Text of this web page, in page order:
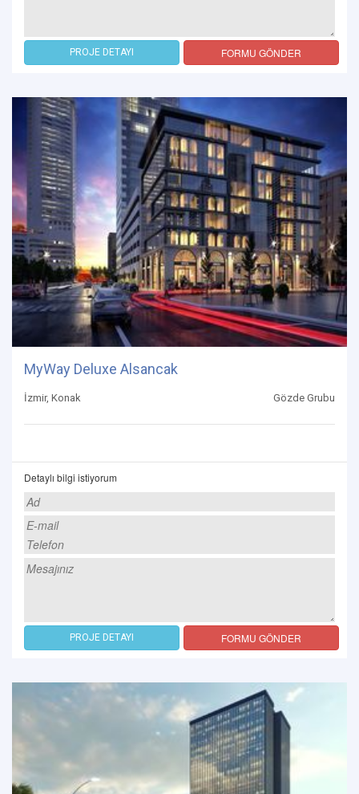
PROJE DETAYI FORMU GÖNDER
MyWay Deluxe Alsancak
İzmir, Konak Gözde Grubu
Detaylı bilgi istiyorum
PROJE DETAYI FORMU GÖNDER